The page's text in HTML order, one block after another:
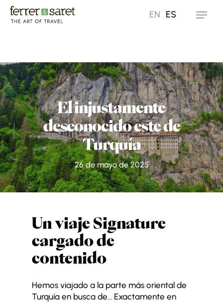
Skip
EN ES Menu
El injustamente
desconocido este de
Turquía
26 de mayo de 2025
Un viaje Signature
cargado de
contenido
Hemos viajado a la parte más oriental de
Turquía en busca de… Exactamente en